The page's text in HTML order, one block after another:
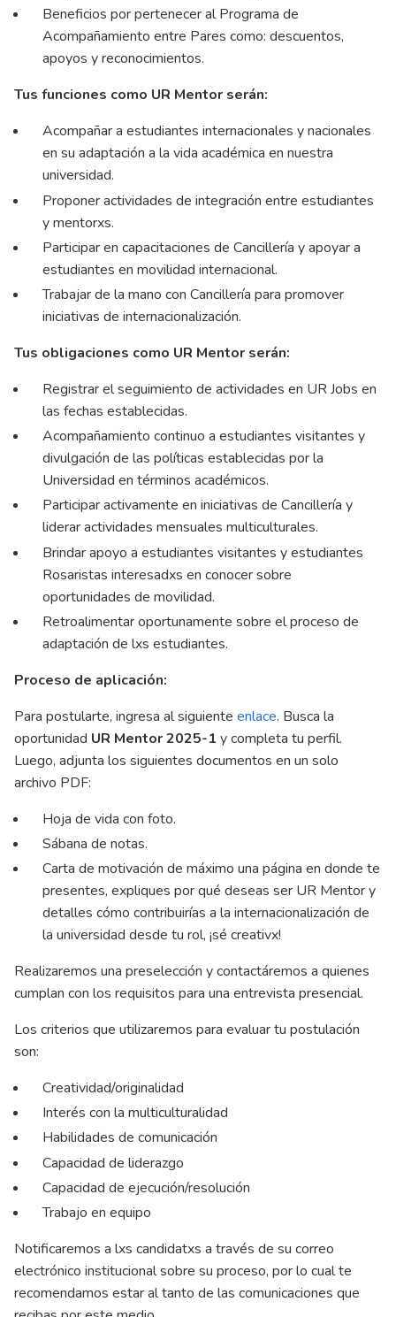
Beneficios por pertenecer al Programa de
Acompañamiento entre Pares como: descuentos,
apoyos y reconocimientos.
Tus funciones como UR Mentor serán:
Acompañar a estudiantes internacionales y nacionales
en su adaptación a la vida académica en nuestra
universidad.
Proponer actividades de integración entre estudiantes
y mentorxs.
Participar en capacitaciones de Cancillería y apoyar a
estudiantes en movilidad internacional.
Trabajar de la mano con Cancillería para promover
iniciativas de internacionalización.
Tus obligaciones como UR Mentor serán:
Registrar el seguimiento de actividades en UR Jobs en
las fechas establecidas.
Acompañamiento continuo a estudiantes visitantes y
divulgación de las políticas establecidas por la
Universidad en términos académicos.
Participar activamente en iniciativas de Cancillería y
liderar actividades mensuales multiculturales.
Brindar apoyo a estudiantes visitantes y estudiantes
Rosaristas interesadxs en conocer sobre
oportunidades de movilidad.
Retroalimentar oportunamente sobre el proceso de
adaptación de lxs estudiantes.
Proceso de aplicación:
Para postularte, ingresa al siguiente enlace. Busca la
oportunidad UR Mentor 2025-1 y completa tu perfil.
Luego, adjunta los siguientes documentos en un solo
archivo PDF:
Hoja de vida con foto.
Sábana de notas.
Carta de motivación de máximo una página en donde te
presentes, expliques por qué deseas ser UR Mentor y
detalles cómo contribuirías a la internacionalización de
la universidad desde tu rol, ¡sé creativx!
Realizaremos una preselección y contactáremos a quienes
cumplan con los requisitos para una entrevista presencial.
Los criterios que utilizaremos para evaluar tu postulación
son:
Creatividad/originalidad
Interés con la multiculturalidad
Habilidades de comunicación
Capacidad de liderazgo
Capacidad de ejecución/resolución
Trabajo en equipo
Notificaremos a lxs candidatxs a través de su correo
electrónico institucional sobre su proceso, por lo cual te
recomendamos estar al tanto de las comunicaciones que